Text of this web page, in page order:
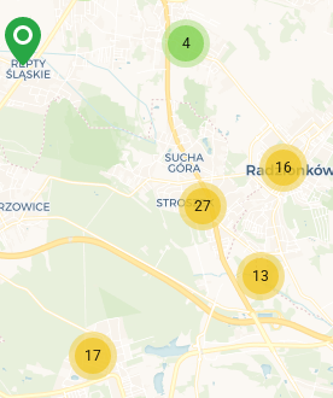
13
16
17
27
4